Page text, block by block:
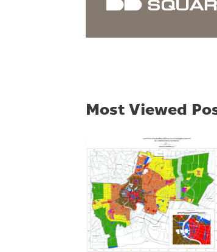
Most Viewed